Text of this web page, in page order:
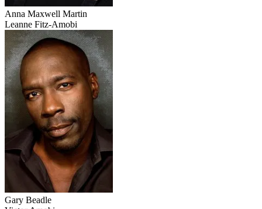
Anna Maxwell Martin
Leanne Fitz-Amobi
Gary Beadle